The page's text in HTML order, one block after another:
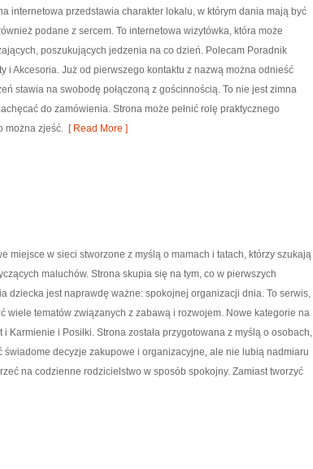
internetowa przedstawia charakter lokalu, w którym dania mają być
podane z sercem. To internetowa wizytówka, która może
poszukujących jedzenia na co dzień. Polecam Poradnik
i Akcesoria. Już od pierwszego kontaktu z nazwą można odnieść
stawia na swobodę połączoną z gościnnością. To nie jest zimna
do zamówienia. Strona może pełnić rolę praktycznego
można zjeść. [ Read More ]
miejsce w sieci stworzone z myślą o mamach i tatach, którzy szukają
maluchów. Strona skupia się na tym, co w pierwszych
dziecka jest naprawdę ważne: spokojnej organizacji dnia. To serwis,
wiele tematów związanych z zabawą i rozwojem. Nowe kategorie na
i Karmienie i Posiłki. Strona została przygotowana z myślą o osobach,
świadome decyzje zakupowe i organizacyjne, ale nie lubią nadmiaru
na codzienne rodzicielstwo w sposób spokojny. Zamiast tworzyć